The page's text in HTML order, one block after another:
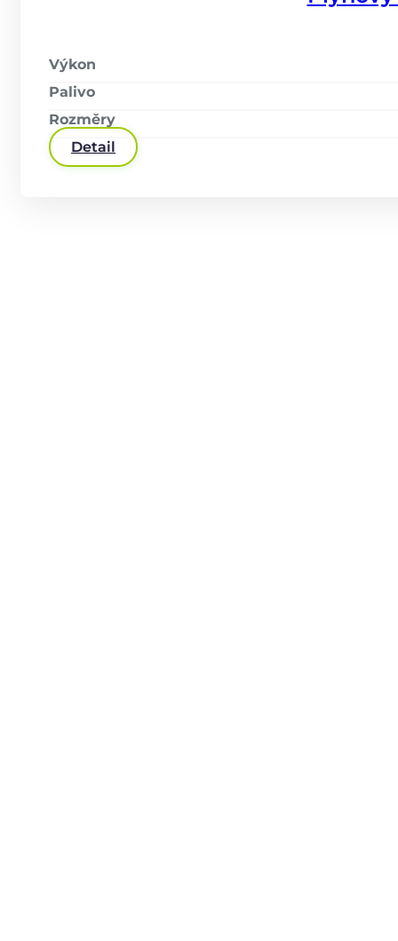
Výkon
Palivo
Rozměry
Detail